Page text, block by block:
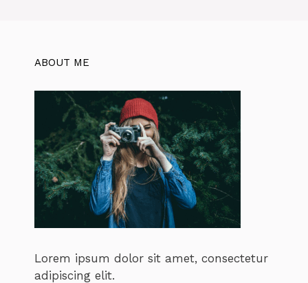
ABOUT ME
Lorem ipsum dolor sit amet, consectetur
adipiscing elit.